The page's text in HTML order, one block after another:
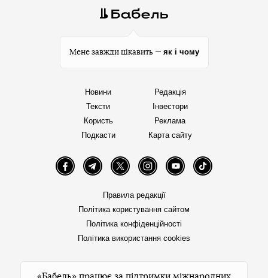
Мене завжди цікавить — як і чому
Новини
Тексти
Користь
Подкасти
Редакція
Інвестори
Реклама
Карта сайту
FacebookTelegramTwitter InstagramYouTube TikTok
Правила редакції
Політика користування сайтом
Політика конфіденційності
Політика використання cookies